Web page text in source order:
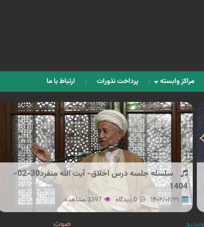
مراکز وابسته پرداخت نذورات ارتباط با ما
سلسله جلسه درس اخلاق- آیت الله منفرد30-02-
1404
۱۴۰۴/۰۲/۳۱ 0 دیدگاه 3397 مشاهده
ویدیو صوت